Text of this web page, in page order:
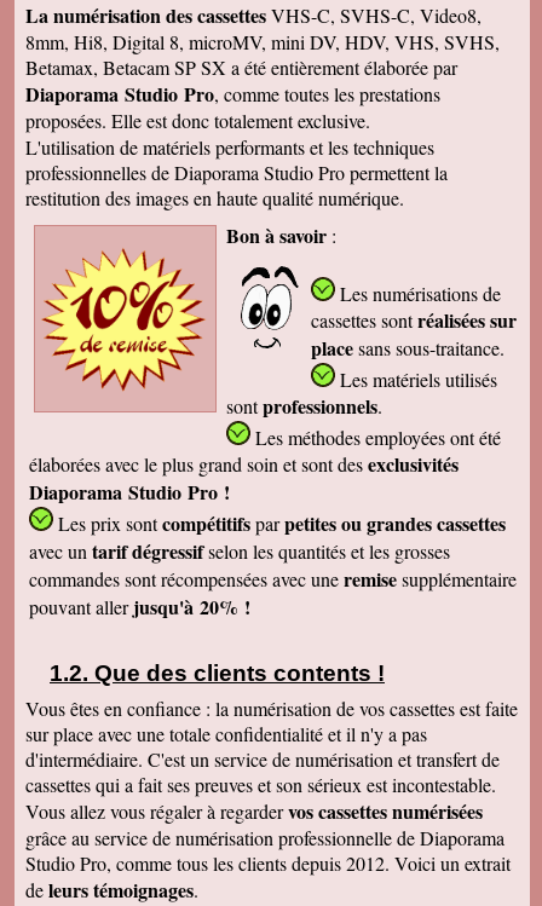
La numérisation des cassettesVHS-C, SVHS-C, Video8,
8mm, Hi8, Digital 8, microMV, mini DV, HDV, VHS, SVHS,
Betamax, Betacam SP SX a été entièrement élaborée par
Diaporama Studio Pro, comme toutes les prestations
proposées. Elle est donc totalement exclusive.
L'utilisation de matériels performants et les techniques
professionnelles de Diaporama Studio Pro permettent la
restitution des images en haute qualité numérique.
Bon à savoir :
Les numérisations de
cassettessontréalisées sur
placesans sous-traitance.
Les matériels utilisés
sontprofessionnels.
Les méthodes employéesont été
élaborées avec le plus grand soin et sont desexclusivités
Diaporama Studio Pro !
Les prix sontcompétitifsparpetitesou grandes cassettes
avec un tarif dégressifselon les quantités et les grosses
commandes sont récompensées avec uneremisesupplémentaire
pouvant allerjusqu'à 20% !
Que des clients contents !
Vous êtes en confiance : la numérisation de vos cassettes est faite
sur place avec une totale confidentialité et il n'y a pas
d'intermédiaire. C'est un service de numérisation et transfert de
cassettes qui a fait ses preuves et son sérieux est incontestable.
Vous allez vous régaler à regardervos cassettes numérisées
grâce au service de numérisation professionnelle de Diaporama
Studio Pro, comme tous les clients depuis 2012. Voici un extrait
deleurs témoignages.